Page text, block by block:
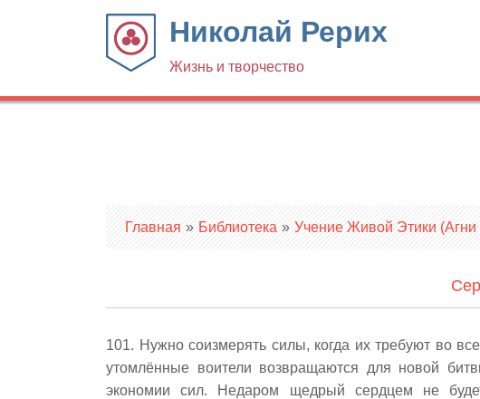
Николай Рерих
Жизнь и творчество
Вы здесь
Главная » Библиотека » Учение Живой Этики (Агни
101. Нужно соизмерять силы, когда их требуют во
утомлённые воители возвращаются для новой
экономии сил. Недаром щедрый сердцем не